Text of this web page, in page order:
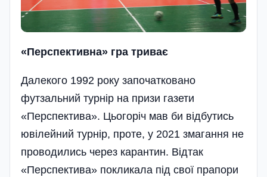
«Перспективна» гра триває
Далекого 1992 року започатковано
футзальний турнір на призи газети
«Перспектива». Цьогоріч мав би відбутись
ювілейний турнір, проте, у 2021 змагання не
проводились через карантин. Відтак
«Перспектива» покликала під свої прапори